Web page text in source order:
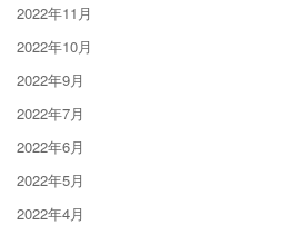
2022年11月
2022年10月
2022年9月
2022年7月
2022年6月
2022年5月
2022年4月